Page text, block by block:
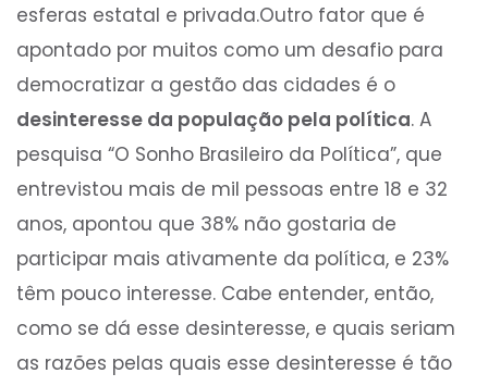
esferas estatal e privada.Outro fator que é
apontado por muitos como um desafio para
democratizar a gestão das cidades é o
desinteresse da população pela política. A
pesquisa “O Sonho Brasileiro da Política”, que
entrevistou mais de mil pessoas entre 18 e 32
anos, apontou que 38% não gostaria de
participar mais ativamente da política, e 23%
têm pouco interesse. Cabe entender, então,
como se dá esse desinteresse, e quais seriam
as razões pelas quais esse desinteresse é tão